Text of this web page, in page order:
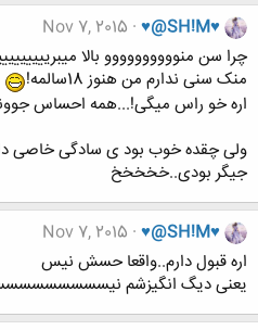
♥@SH!M♥
Nov 7, 2015
چرا سن منوووووووووو بالا
منک سنی ندارم من هنوز 18سالمه!
اره خو راس میگی!...همه احساس
ولی چقده خوب بود ی سادگی خاصی
جیگر بودی..خخخخخ
♥@SH!M♥
Nov 7, 2015
اره قبول دارم..واقعا حسش نیس
یعنی دیگ انگیزشم